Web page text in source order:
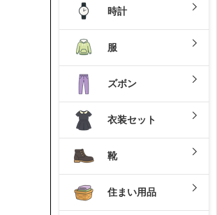
時計
服
ズボン
衣装セット
靴
住まい用品